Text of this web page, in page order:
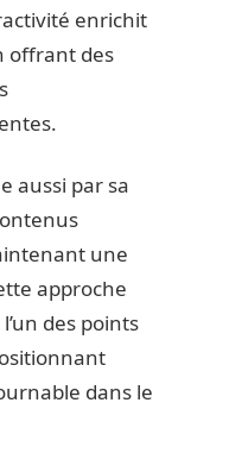
enrichit
offrant des
aussi par sa
une
approche
des points
dans le